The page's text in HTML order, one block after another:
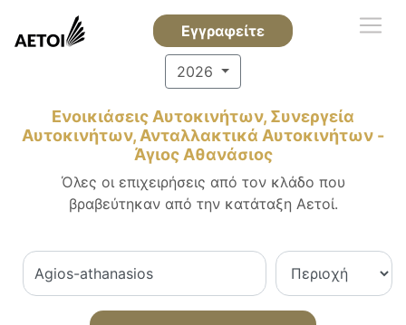
Εγγραφείτε
2026
Ενοικιάσεις Αυτοκινήτων, Συνεργεία
Αυτοκινήτων, Ανταλλακτικά Αυτοκινήτων -
Άγιος Αθανάσιος
Όλες οι επιχειρήσεις από τον κλάδο που
βραβεύτηκαν από την κατάταξη Αετοί.